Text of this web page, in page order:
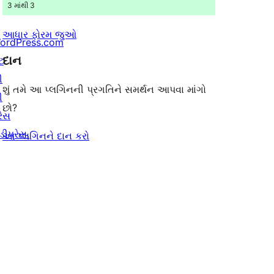
3 માંથી 3
આધાર ફોરમ જુઓ
દાન
શું તમે આ પ્લગિનની પ્રગતિને સમર્થન આપવા માંગો
છો?
આ પ્લગિનને દાન કરો